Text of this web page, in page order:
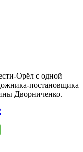
Орёл с одной
постановщика
Дворниченко.